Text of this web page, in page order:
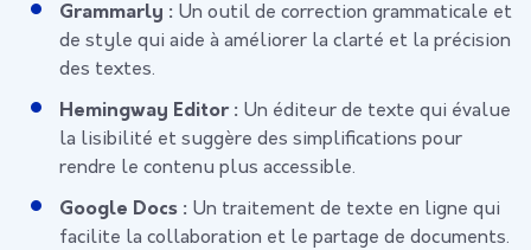
Grammarly : Un outil de correction grammaticale et
de style qui aide à améliorer la clarté et la précision
des textes.
Hemingway Editor : Un éditeur de texte qui évalue
la lisibilité et suggère des simplifications pour
rendre le contenu plus accessible.
Google Docs : Un traitement de texte en ligne qui
facilite la collaboration et le partage de documents.